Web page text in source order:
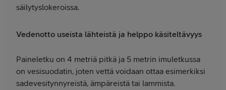
säilytyslokeroissa.
Vedenotto useista lähteistä ja helppo käsiteltävyys
Paineletku on 4 metriä pitkä ja 5 metrin imuletkussa
on vesisuodatin, joten vettä voidaan ottaa esimerkiksi
sadevesitynnyreistä, ämpäreistä tai lammista.